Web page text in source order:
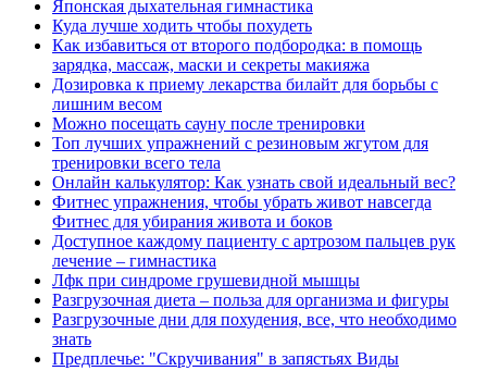
Японская дыхательная гимнастика
Куда лучше ходить чтобы похудеть
Как избавиться от второго подбородка: в помощь
зарядка, массаж, маски и секреты макияжа
Дозировка к приему лекарства билайт для борьбы с
лишним весом
Можно посещать сауну после тренировки
Топ лучших упражнений с резиновым жгутом для
тренировки всего тела
Онлайн калькулятор: Как узнать свой идеальный вес?
Фитнес упражнения, чтобы убрать живот навсегда
Фитнес для убирания живота и боков
Доступное каждому пациенту с артрозом пальцев рук
лечение – гимнастика
Лфк при синдроме грушевидной мышцы
Разгрузочная диета – польза для организма и фигуры
Разгрузочные дни для похудения, все, что необходимо
знать
Предплечье: "Скручивания" в запястьях Виды